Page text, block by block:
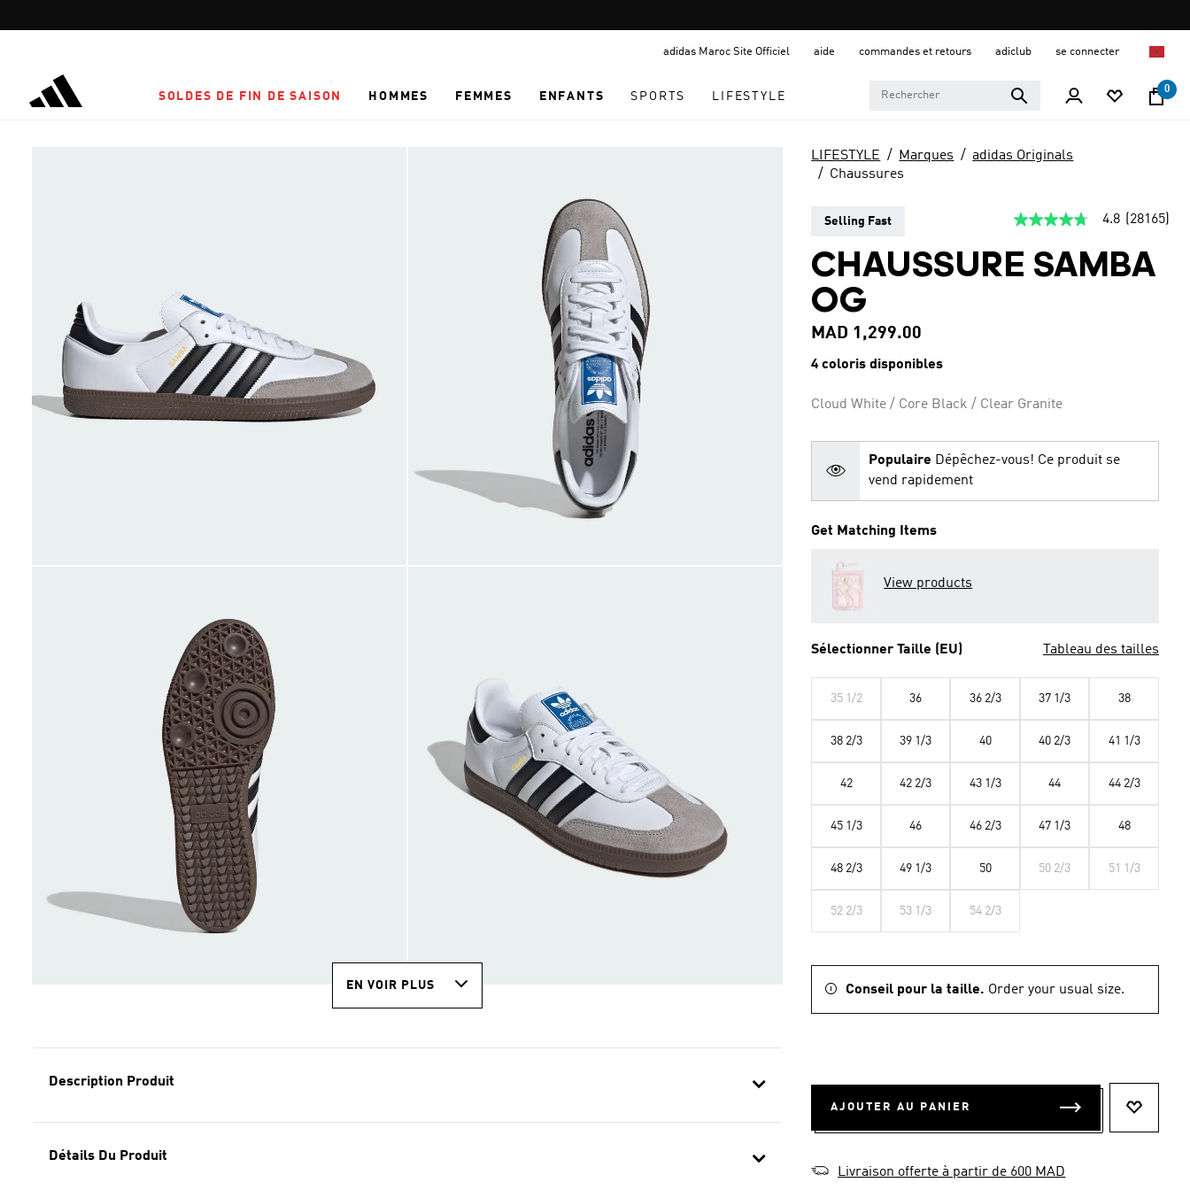
promotion
adidas Maroc Site Officiel aide commandes et retours adiclub se connecter
SOLDES DE FIN DE SAISON HOMMES FEMMES ENFANTS SPORTS LIFESTYLE
0
EN VOIR PLUS
Description Produit
Détails Du Produit
LIFESTYLE Marques
adidas Originals
Chaussures
Selling Fast
4.8
sur
5,
Lien
sur
même
page.
4.8 (28165)
CHAUSSURE SAMBA
OG
MAD 1,299.00
4 coloris disponibles
Cloud White / Core Black / Clear Granite
Populaire Dépêchez-vous! Ce produit se
vend rapidement
Get Matching Items
View products
Sélectionner Taille (EU) Tableau des tailles
35 1/2 36 36 2/3 37 1/3 38
38 2/3 39 1/3 40 40 2/3 41 1/3
42 42 2/3 43 1/3 44 44 2/3
45 1/3 46 46 2/3 47 1/3 48
48 2/3 49 1/3 50 50 2/3 51 1/3
52 2/3 53 1/3 54 2/3
Conseil pour la taille. Order your usual size.
AJOUTER AU PANIER
Livraison offerte à partir de 600 MAD